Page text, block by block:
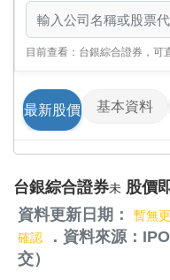
目前查看：台銀綜合證券，可
最新股價 基本資料
台銀綜合證券未 股價
資料更新日期：
暫無
確認
．資料來源：
交）